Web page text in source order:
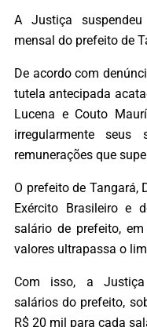
A Justiça
mensal do prefeito de
De acordo com
tutela antecipada
Lucena e Couto
irregularmente
remunerações que
O prefeito de Tangará,
Exército Brasileiro e
salário de prefeito,
valores ultrapassa o
Com isso, a Justiça
salários do prefeito,
R$ 20 mil para cada